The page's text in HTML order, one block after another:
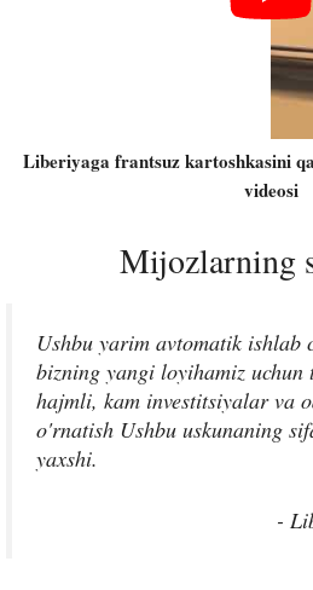
Liberiyaga frantsuz kartoshkasini
videosi
Mijozlarning
Ushbu yarim avtomatik ishlab
bizning yangi loyihamiz
hajmli, kam investitsiyalar va
o'rnatish Ushbu uskunaning
yaxshi.
-